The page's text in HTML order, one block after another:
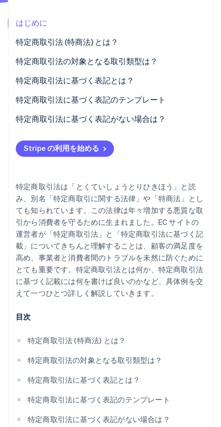
Stripe Sessions 2026
Stripe が AI の経済インフラをどのように構築しているかを
ご覧ください。
こちらをご覧ください
はじめに
特定商取引法 (特商法) とは？
行政規則
民事規則
特定商取引法の対象となる取引類型は？
訪問販売
通信販売
電話勧誘販売
マルチ商法
特定継続的役務提供
訪問購入
特定商取引法に基づく表記とは？
特定商取引法に基づく表記のテンプレート
特定商取引法に基づく表記がない場合は？
Stripe の利用を始める
特定商取引法は「とくていしょうとりひきほう」と読
み、別名「特定商取引に関する法律」や「特商法」とし
ても知られています。この法律は年々増加する悪質な取
引から消費者を守るために生まれました。EC サイトの
運営者が「特定商取引法」と「特定商取引法に基づく記
載」についてきちんと理解することは、顧客の満足度を
高め、事業者と消費者間のトラブルを未然に防ぐために
とても重要です。特定商取引法とは何か、特定商取引法
に基づく記載には何を書けば良いのかなど、具体例を交
えて一つひとつ詳しく解説していきます。
目次
特定商取引法 (特商法) とは？
特定商取引法の対象となる取引類型は？
特定商取引法に基づく表記とは？
特定商取引法に基づく表記のテンプレート
特定商取引法に基づく表記がない場合は？